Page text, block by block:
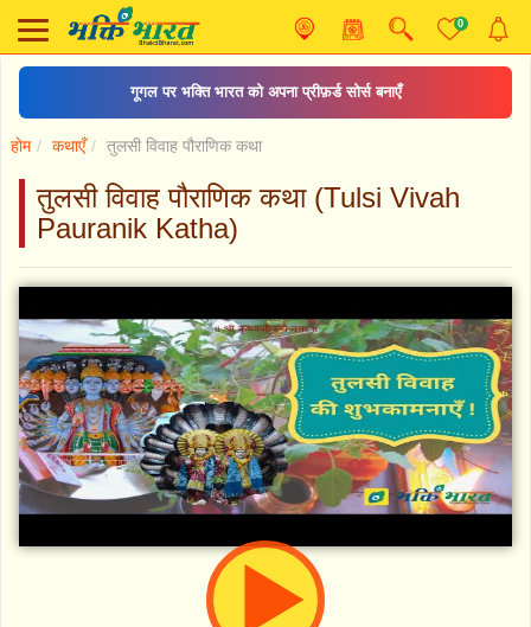
0
गूगल पर भक्ति भारत को अपना प्रीफ़र्ड सोर्स बनाएँ
होम कथाएँ तुलसी विवाह पौराणिक कथा
तुलसी विवाह पौराणिक कथा (Tulsi Vivah
Pauranik Katha)